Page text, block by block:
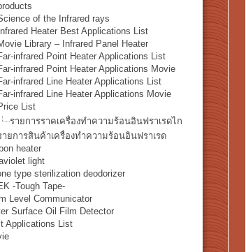
of the Infrared rays
Infrared Heater Best Applications List
Library – Infrared Panel Heater
infrared Point Heater Applications List
infrared Point Heater Applications Movie
infrared Line Heater Applications List
infrared Line Heater Applications Movie
List
รายการราคเครื่องทำความร้อนอินฟราเรดไกล
ายการสินค้าเครื่องทำความร้อนอินฟราเรด
heater
light
type sterilization deodorizer
-Tough Tape-
Level Communicator
Surface Oil Film Detector
Applications List